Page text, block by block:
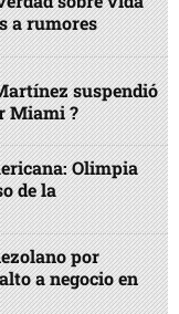
a rumores
suspendió
Miami ?
Olimpia
de la
por
a negocio en